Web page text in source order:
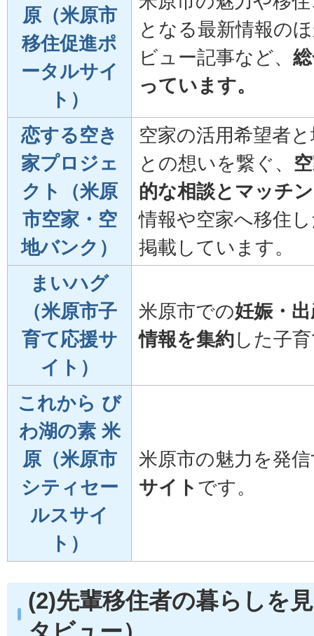
原（米原市
移住促進ポ
ータルサイ
ト）
となる最新情報の
ビュー記事など、
っています。
恋する空き
家プロジェ
クト（米原
市空家・空
地バンク）
空家の活用希望者
との想いを繋ぐ、
的な相談とマッチ
情報や空家へ移住
掲載しています。
まいハグ
（米原市子
育て応援サ
イト）
米原市での妊娠・
情報を集約した子
これから び
わ湖の素 米
原（米原市
シティセー
ルスサイ
ト）
米原市の魅力を発
サイト です。
(2)先輩移住者の暮らしを